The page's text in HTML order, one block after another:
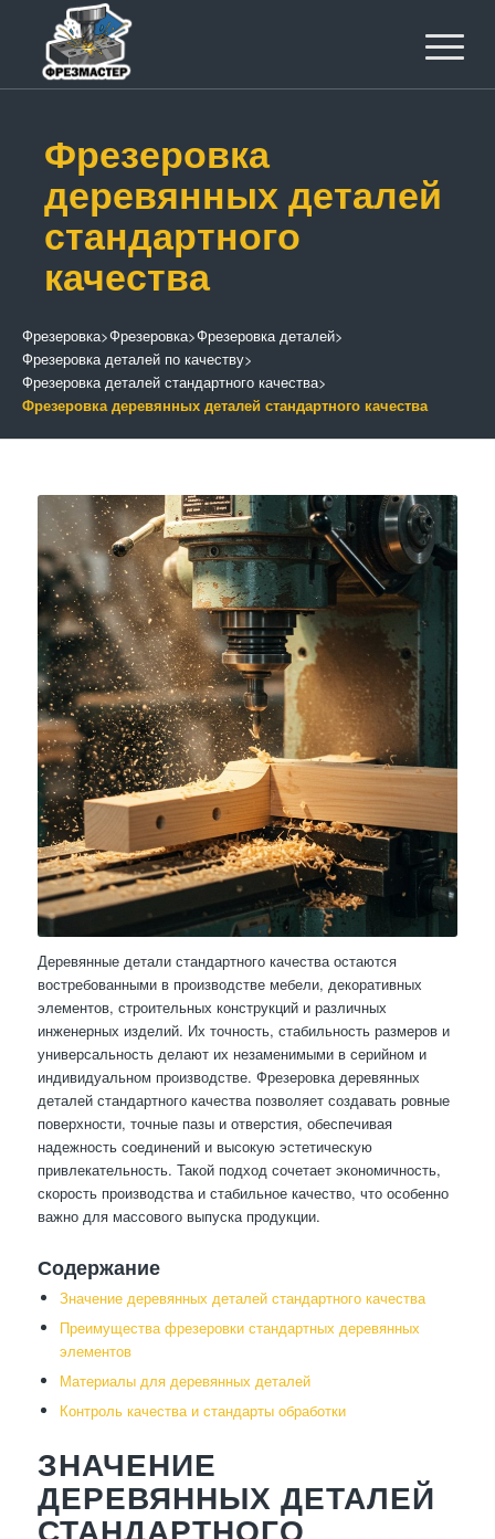
Фрезеровка
деревянных деталей
стандартного
качества
Фрезеровка>Фрезеровка>Фрезеровка деталей>
Фрезеровка деталей по качеству>
Фрезеровка деталей стандартного качества>
Фрезеровка деревянных деталей стандартного качества
Деревянные детали стандартного качества остаются
востребованными в производстве мебели, декоративных
элементов, строительных конструкций и различных
инженерных изделий. Их точность, стабильность размеров и
универсальность делают их незаменимыми в серийном и
индивидуальном производстве. Фрезеровка деревянных
деталей стандартного качества позволяет создавать ровные
поверхности, точные пазы и отверстия, обеспечивая
надежность соединений и высокую эстетическую
привлекательность. Такой подход сочетает экономичность,
скорость производства и стабильное качество, что особенно
важно для массового выпуска продукции.
Содержание
Значение деревянных деталей стандартного качества
Преимущества фрезеровки стандартных деревянных
элементов
Материалы для деревянных деталей
Контроль качества и стандарты обработки
ЗНАЧЕНИЕ
ДЕРЕВЯННЫХ ДЕТАЛЕЙ
СТАНДАРТНОГО